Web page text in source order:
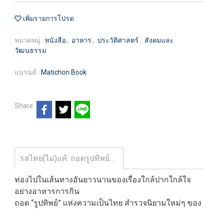
เพิ่มรายการโปรด
หมวดหมู่ : หนังสือ , อาหาร , ประวัติศาสตร์ , สังคมและ
วัฒนธรรม
แบรนด์ : Matichon Book
Share
ท่องไปในเส้นทางอันยาวนานของเรื่องใกล้ปากใกล้ใจ
อย่างอาหารการกิน
ถอด “รูปทิพย์” แห่งความเป็นไทย สำรวจนิยามใหม่ๆ ของ